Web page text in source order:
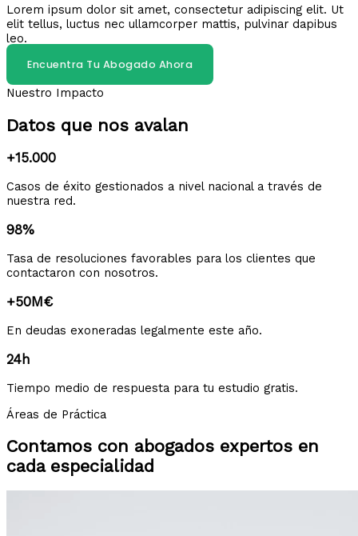
Lorem ipsum dolor sit amet, consectetur adipiscing elit. Ut
elit tellus, luctus nec ullamcorper mattis, pulvinar dapibus
leo.
Encuentra Tu Abogado Ahora
Nuestro Impacto
Datos que nos avalan
+15.000
Casos de éxito gestionados a nivel nacional a través de
nuestra red.
98%
Tasa de resoluciones favorables para los clientes que
contactaron con nosotros.
+50M€
En deudas exoneradas legalmente este año.
24h
Tiempo medio de respuesta para tu estudio gratis.
Áreas de Práctica
Contamos con abogados expertos en
cada especialidad